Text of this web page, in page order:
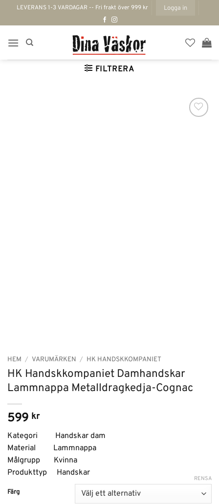
LEVERANS 1-3 VARDAGAR -- Fri frakt över 999 kr Logga in
FILTRERA
HEM / VARUMÄRKEN / HK HANDSKKOMPANIET
HK Handskkompaniet Damhandskar
Lammnappa Metalldragkedja-Cognac
599 kr
Kategori Handskar dam
Material Lammnappa
Målgrupp Kvinna
Produkttyp Handskar
Färg
RENSA